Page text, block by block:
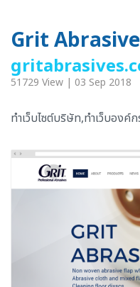
Grit
51729 View | 03 Sep 2018
ทำเว็บไซต์บริษัท,ทำเว็บองค์